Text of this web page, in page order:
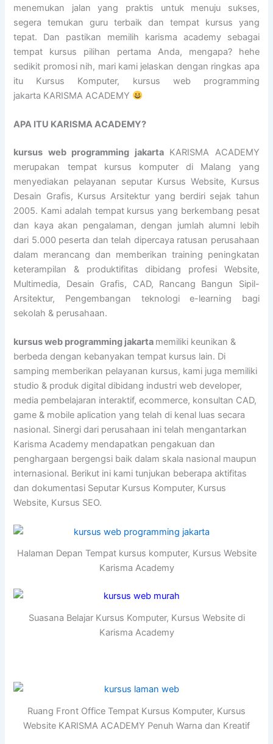
menemukan jalan yang praktis untuk menuju sukses,
segera temukan guru terbaik dan tempat kursus yang
tepat. Dan pastikan memilih karisma academy sebagai
tempat kursus pilihan pertama Anda, mengapa? hehe
sedikit promosi nih, mari kami jelaskan dengan ringkas apa
itu Kursus Komputer, kursus web programming
jakarta KARISMA ACADEMY
APA ITU KARISMA ACADEMY?
kursus web programming jakartaKARISMA ACADEMY
merupakan tempat kursus komputer di Malang yang
menyediakan pelayanan seputar Kursus Website, Kursus
Desain Grafis, Kursus Arsitektur yang berdiri sejak tahun
2005. Kami adalah tempat kursus yang berkembang pesat
dan kaya akan pengalaman, dengan jumlah alumni lebih
dari 5.000 peserta dan telah dipercaya ratusan perusahaan
dalam merancang dan memberikan training peningkatan
keterampilan & produktifitas dibidang profesi Website,
Multimedia, Desain Grafis, CAD, Rancang Bangun Sipil-
Arsitektur, Pengembangan teknologi e-learning bagi
sekolah & perusahaan.
kursus web programming jakarta memiliki keunikan &
berbeda dengan kebanyakan tempat kursus lain. Di
samping memberikan pelayanan kursus, kami juga memiliki
studio & produk digital dibidang industri web developer,
media pembelajaran interaktif, ecommerce, konsultan CAD,
game & mobile aplication yang telah di kenal luas secara
nasional. Sinergi dari perusahaan ini telah mengantarkan
Karisma Academy mendapatkan pengakuan dan
penghargaan bergengsi baik dalam skala nasional maupun
internasional. Berikut ini kami tunjukan beberapa aktifitas
dan dokumentasi Seputar Kursus Komputer, Kursus
Website, Kursus SEO.
Halaman Depan Tempat kursus komputer, Kursus Website
Karisma Academy
Suasana Belajar Kursus Komputer, Kursus Website di
Karisma Academy
Ruang Front Office Tempat Kursus Komputer, Kursus
Website KARISMA ACADEMY Penuh Warna dan Kreatif